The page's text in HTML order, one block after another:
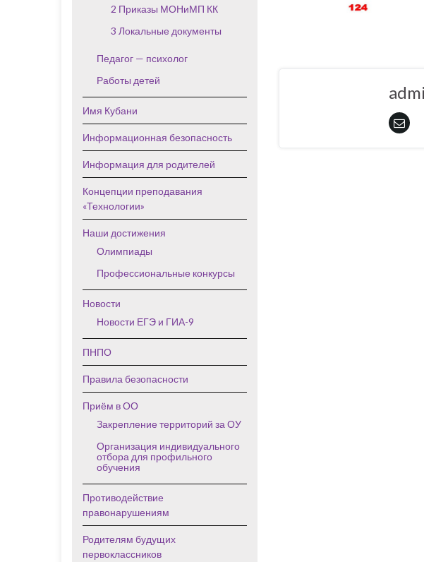
2 Приказы МОНиМП КК
3 Локальные документы
Педагог — психолог
Работы детей
Имя Кубани
Информационная безопасность
Информация для родителей
Концепции преподавания
«Технологии»
Наши достижения
Олимпиады
Профессиональные конкурсы
Новости
Новости ЕГЭ и ГИА-9
ПНПО
Правила безопасности
Приём в ОО
Закрепление территорий за ОУ
Организация индивидуального
отбора для профильного
обучения
Противодействие
правонарушениям
Родителям будущих
первоклассников